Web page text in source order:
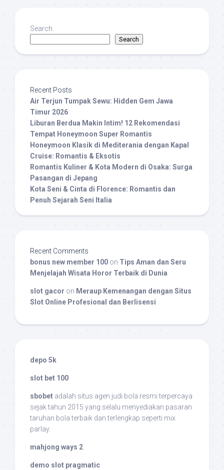
Search
Search
Recent Posts
Air Terjun Tumpak Sewu: Hidden Gem Jawa
Timur 2026
Liburan Berdua Makin Intim! 12 Rekomendasi
Tempat Honeymoon Super Romantis
Honeymoon Klasik di Mediterania dengan Kapal
Cruise: Romantis & Eksotis
Romantis Kuliner & Kota Modern di Osaka: Surga
Pasangan di Jepang
Kota Seni & Cinta di Florence: Romantis dan
Penuh Sejarah Seni Italia
Recent Comments
bonus new member 100 on Tips Aman dan Seru
Menjelajah Wisata Horor Terbaik di Dunia
slot gacor on Meraup Kemenangan dengan Situs
Slot Online Profesional dan Berlisensi
depo 5k
slot bet 100
sbobet adalah situs agen judi bola resmi terpercaya
sejak tahun 2015 yang selalu menyediakan pasaran
taruhan bola terbaik dan terlengkap seperti mix
parlay.
mahjong ways 2
demo slot pragmatic